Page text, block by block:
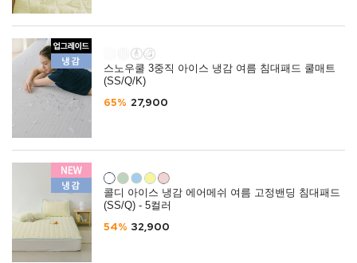
스노우쿨 3중직 아이스 냉감 여름 침대패드 쿨매트
(SS/Q/K)
65% 27,900
콜디 아이스 냉감 에어메쉬 여름 고정밴딩 침대패드
(SS/Q) - 5컬러
54% 32,900